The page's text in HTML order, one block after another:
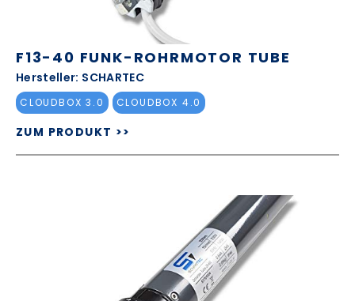
F13-40 FUNK-ROHRMOTOR TUBE
Hersteller: SCHARTEC
CLOUDBOX 3.0 CLOUDBOX 4.0
ZUM PRODUKT >>